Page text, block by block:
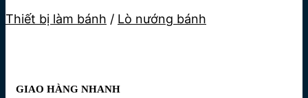
Thiết bị làm bánh / Lò nướng bánh
GIAO HÀNG NHANH